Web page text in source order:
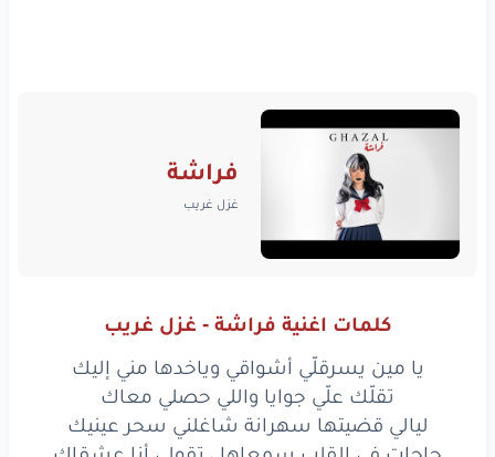
فراشة
غزل غريب
كلمات اغنية فراشة - غزل غريب
يا مين يسرقلّي أشواقي وياخدها مني إليك
تقلّك علّي جوايا واللي حصلي معاك
ليالي قضيتها سهرانة شاغلني سحر عينيك